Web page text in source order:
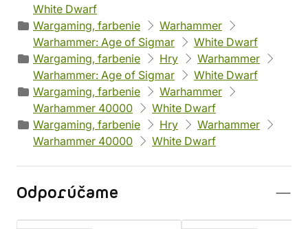
White Dwarf
Wargaming, farbenie
Warhammer
Warhammer: Age of Sigmar
White Dwarf
Wargaming, farbenie
Hry
Warhammer
Warhammer: Age of Sigmar
White Dwarf
Wargaming, farbenie
Warhammer
Warhammer 40000
White Dwarf
Wargaming, farbenie
Hry
Warhammer
Warhammer 40000
White Dwarf
Odporúčame